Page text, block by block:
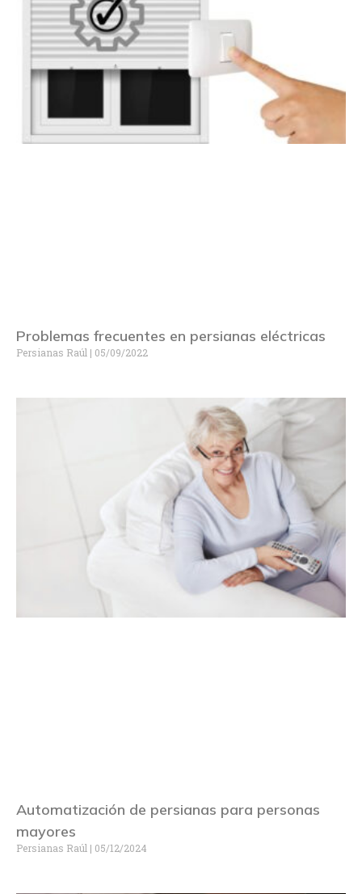
Problemas frecuentes en persianas eléctricas
Persianas Raúl 05/09/2022
Automatización de persianas para personas
mayores
Persianas Raúl 05/12/2024